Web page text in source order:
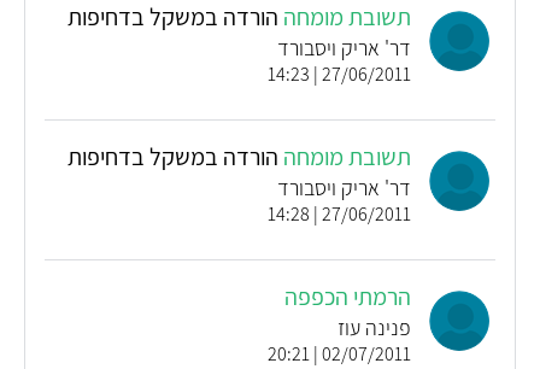
תשובת מומחה הורדה במשקל בדחיפות
דר' אריק ויסבורד
27/06/2011 | 14:23
תשובת מומחה הורדה במשקל בדחיפות
דר' אריק ויסבורד
27/06/2011 | 14:28
הרמתי הכפפה
פנינה עוז
02/07/2011 | 20:21